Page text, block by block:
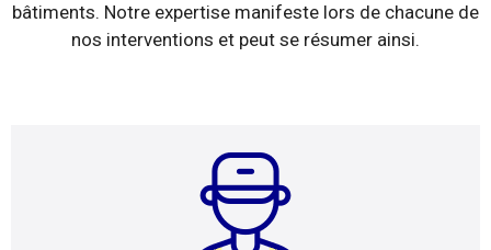
bâtiments. Notre expertise manifeste lors de chacune de
nos interventions et peut se résumer ainsi.